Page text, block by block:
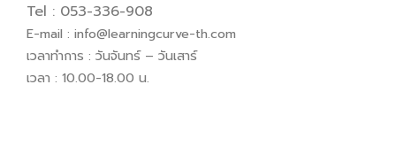
Tel : 053-336-908
E-mail : info@learningcurve-th.com
เวลาทำการ : วันจันทร์ – วันเสาร์
เวลา : 10.00-18.00 น.